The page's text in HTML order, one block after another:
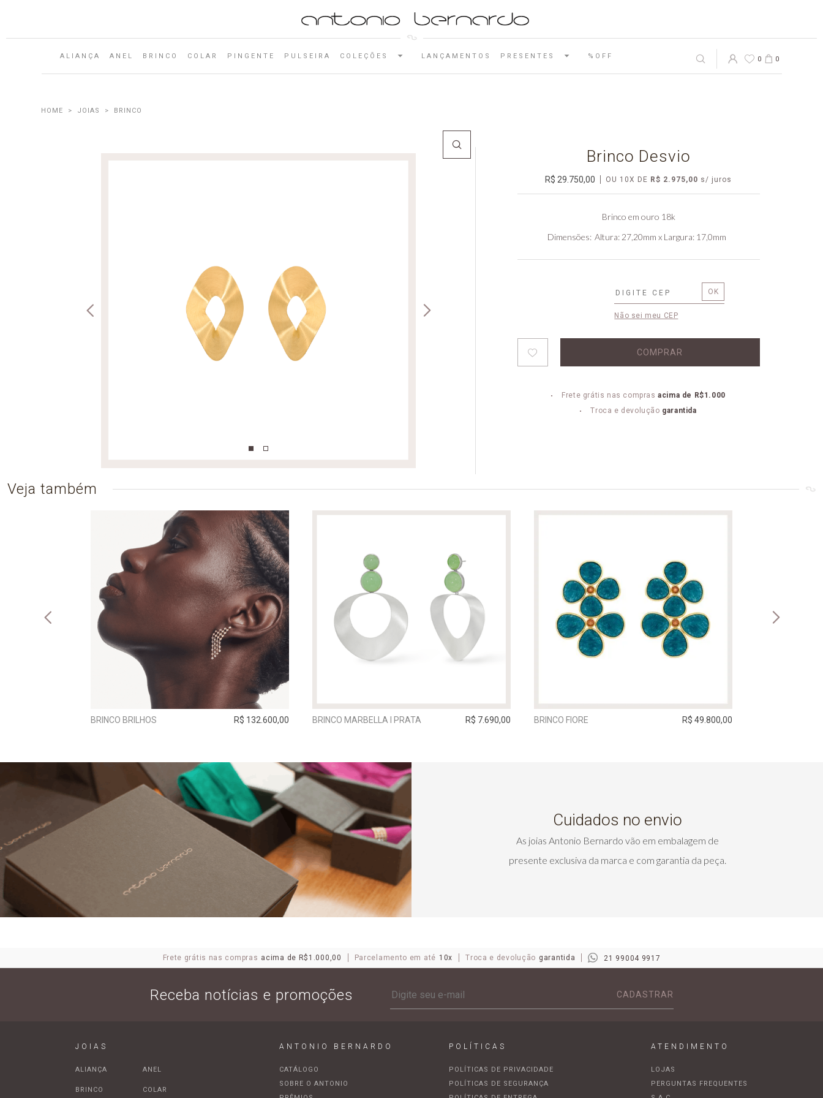
ALIANÇA ANEL BRINCO COLAR PINGENTE PULSEIRA COLEÇÕES LANÇAMENTOS PRESENTES %OFF 0 0
JOIAS BRINCO
Brinco Desvio
R$ 29.750,00 OU 10X DE R$ 2.975,00
Brinco em ouro 18k
Dimensões Altura: 27,20mm x Largura: 17,0mm
Não sei meu CEP
COMPRAR
Frete grátis nas compras acima de R$1.000
Troca e devolução garantida
Veja também
BRINCO BRILHOS R$ 132.600,00 BRINCO MARBELLA I PRATA R$ 7.690,00 BRINCO FIORE R$ 49.800,00
Cuidados no envio
As joias Antonio Bernardo vão em embalagem de
presente exclusiva da marca e com garantia da peça.
Frete grátis nas compras acima de R$1.000,00 Parcelamento em até 10x Troca e devolução garantida 21 99004 9917
Receba notícias e promoções CADASTRAR
JOIAS
ALIANÇA ANEL
BRINCO COLAR
ANTONIO BERNARDO
CATÁLOGO
SOBRE O ANTONIO
POLÍTICAS
POLÍTICAS DE PRIVACIDADE
POLÍTICAS DE SEGURANÇA
ATENDIMENTO
LOJAS
PERGUNTAS FREQUENTES